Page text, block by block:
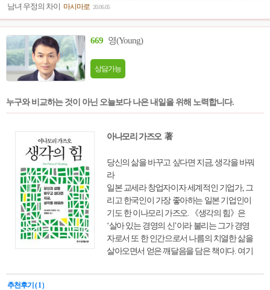
남녀 우정의 차이 마시마로 20.06.05
669 영(Young)
상담가능
누구와 비교하는 것이 아닌 오늘보다 나은 내일을 위해 노력합니다.
아나모리 가즈오 著
당신의 삶을 바꾸고 싶다면 지금, 생각을 바꿔
라
일본 교세라 창업자이자 세계적인 기업가, 그
리고 한국인이 가장 좋아하는 일본 기업인이
기도 한 이나모리 가즈오. 《생각의 힘》은
‘살아 있는 경영의 신’이라 불리는 그가 경영
자로서 또 한 인간으로서 나름의 치열한 삶을
살아오면서 얻은 깨달음을 담은 책이다. 여기
하고 자신만의 경영 이념과 방식을 구축해 성
추천후기 ( 1 )